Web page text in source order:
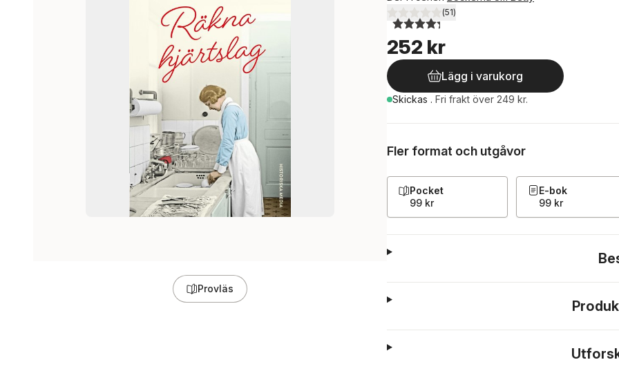
Provläs
4,3utav 5 stjärnor. Totalt antal röster:
(51)
252 kr
Lägg i varukorg
Skickas . Fri frakt över 249 kr.
Fler format och utgåvor
Pocket
99 kr
E-bok
99 kr